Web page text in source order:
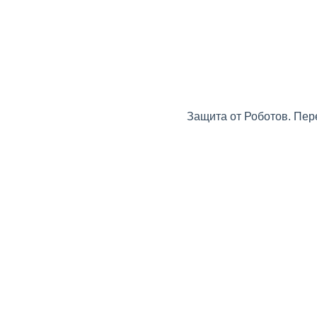
Защита от Роботов.